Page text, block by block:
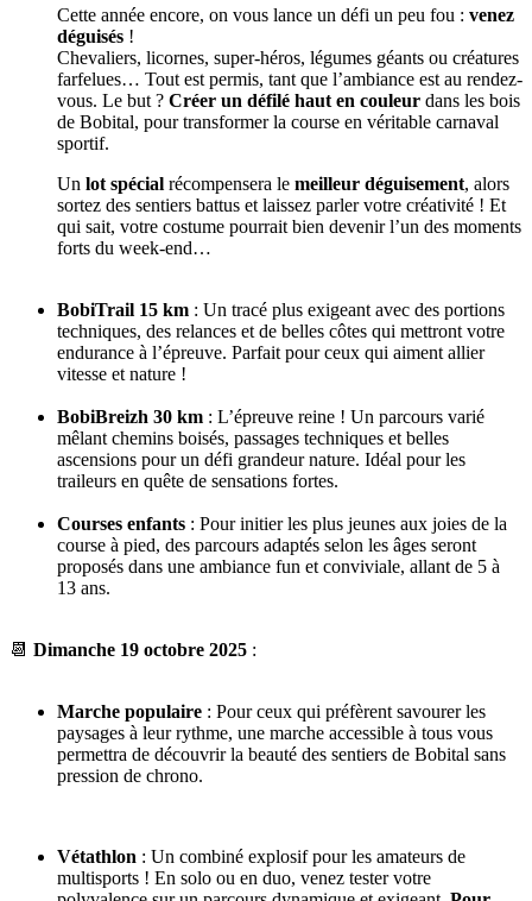
Cette année encore, on vous lance un défi un peu fou : venez
déguisés !
Chevaliers, licornes, super-héros, légumes géants ou créatures
farfelues… Tout est permis, tant que l’ambiance est au rendez-
vous. Le but ? Créer un défilé haut en couleur dans les bois
de Bobital, pour transformer la course en véritable carnaval
sportif.
Un lot spécial récompensera le meilleur déguisement, alors
sortez des sentiers battus et laissez parler votre créativité ! Et
qui sait, votre costume pourrait bien devenir l’un des moments
forts du week-end…
BobiTrail 15 km : Un tracé plus exigeant avec des portions
techniques, des relances et de belles côtes qui mettront votre
endurance à l’épreuve. Parfait pour ceux qui aiment allier
vitesse et nature !
BobiBreizh 30 km : L’épreuve reine ! Un parcours varié
mêlant chemins boisés, passages techniques et belles
ascensions pour un défi grandeur nature. Idéal pour les
traileurs en quête de sensations fortes.
Courses enfants : Pour initier les plus jeunes aux joies de la
course à pied, des parcours adaptés selon les âges seront
proposés dans une ambiance fun et conviviale, allant de 5 à
13 ans.
📆 Dimanche 19 octobre 2025 :
Marche populaire : Pour ceux qui préfèrent savourer les
paysages à leur rythme, une marche accessible à tous vous
permettra de découvrir la beauté des sentiers de Bobital sans
pression de chrono.
Vétathlon : Un combiné explosif pour les amateurs de
multisports ! En solo ou en duo, venez tester votre